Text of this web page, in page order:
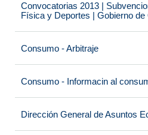
Convocatorias 2013 |
Física y Deportes | Gobierno de
Consumo - Arbitraje
Consumo - Informacin al
Dirección General de Asuntos